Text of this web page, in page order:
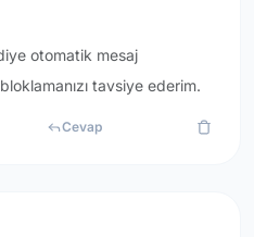
otomatik mesaj
tavsiye ederim.
Cevap